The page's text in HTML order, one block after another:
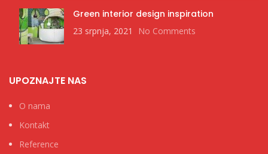
Green interior design inspiration
23 srpnja, 2021 No Comments
UPOZNAJTE NAS
O nama
Kontakt
Reference